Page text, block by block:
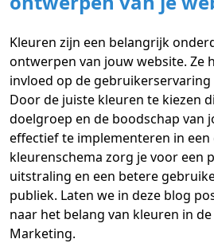
Kleuren zijn een belangrijk
ontwerpen van jouw website. Ze
invloed op de
Door de juiste kleuren te kiezen
doelgroep en de boodschap van
effectief te implementeren in
kleurenschema zorg je voor een
uitstraling en een betere
publiek. Laten we in deze blog
naar het belang van kleuren in
Marketing.